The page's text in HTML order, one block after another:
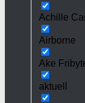
Achille
Airborne
Ake
aktuell